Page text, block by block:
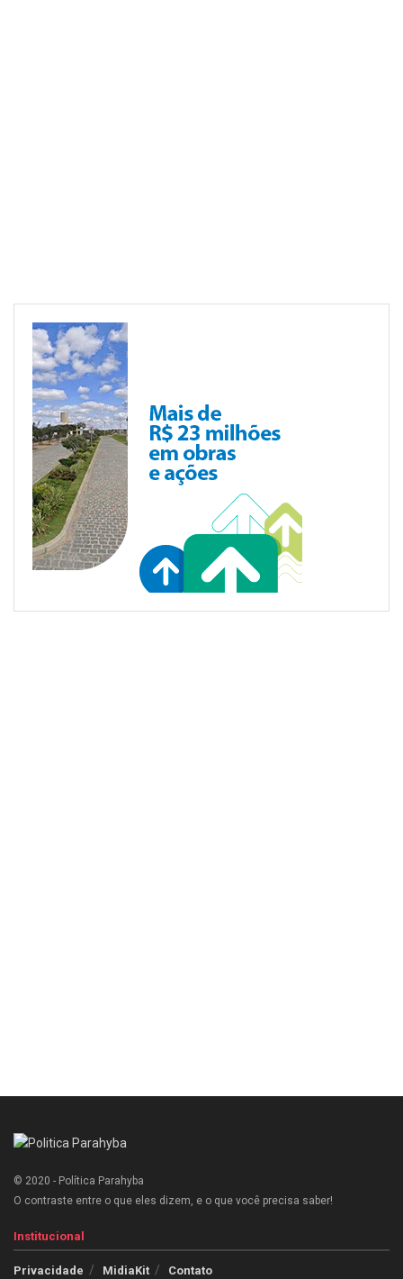
© 2020 - Política Parahyba
O contraste entre o que eles dizem, e o que você precisa saber!
Institucional
Privacidade MidiaKit Contato